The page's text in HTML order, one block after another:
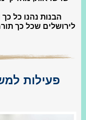
הבנות נהנו כל
לירושלים שכל כך
פעילות